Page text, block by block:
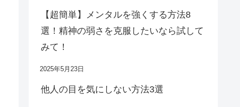
【超簡単】メンタルを強くする方法8
選！精神の弱さを克服したいなら試して
みて！
2025年5月23日
他人の目を気にしない方法3選